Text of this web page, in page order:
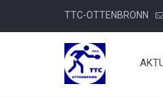
TTC-OTTENBRONN